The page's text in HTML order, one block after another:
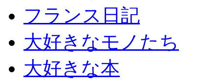
フランス日記
大好きなモノたち
大好きな本